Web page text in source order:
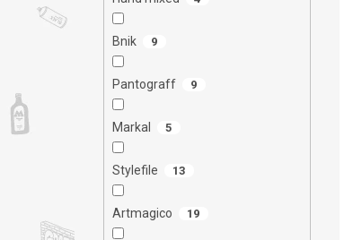
Bnik 9
Pantograff 9
Markal 5
Stylefile 13
Artmagico 19